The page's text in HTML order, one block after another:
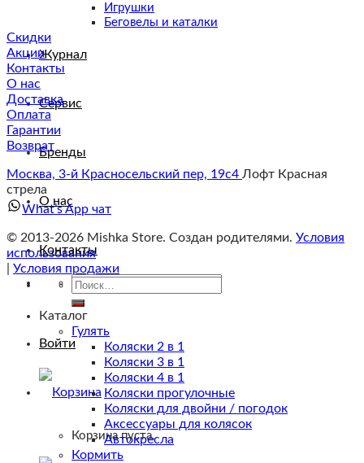
Игрушки
Беговелы и каталки
Журнал
Сервис
Бренды
О нас
Контакты
Искать:
Войти
Корзина пуста.
Скидки
Акции
Контакты
О нас
Доставка
Оплата
Гарантии
Возврат
Москва, 3-й Красносельский пер, 19с4 Лофт Красная
стрела
What’s App чат
© 2013-2026 Mishka Store. Cоздан родителями. Условия
использования
Условия продажи
Искать:
Каталог
Гулять
Коляски 2 в 1
Коляски 3 в 1
Коляски 4 в 1
Коляски прогулочные
Коляски для двойни / погодок
Аксессуары для колясок
Автокресла
Кормить